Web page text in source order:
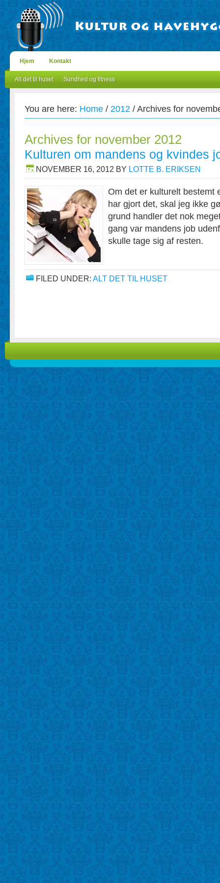
Hjem Kontakt
Alt det til huset Sundhed og fitness
You are here: Home / 2012 / Archives for
Archives for november 2012
Kulturen om mandens og kvindes
NOVEMBER 16, 2012 BY LOTTE B. ERIKSEN
Om det er kulturelt bestemt
har gjort det, skal jeg ikke
grund handler det nok
gang var mandens job
skulle tage sig af resten.
FILED UNDER: ALT DET TIL HUSET